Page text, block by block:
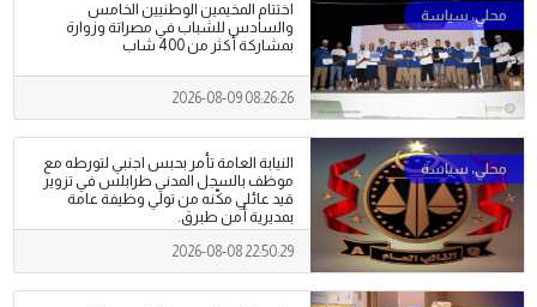
اختتام المخيمين الوطنيين الخامس
والسادس للشباب في مصراتة وزوارة
بمشاركة أكثر من 400 شاب
2026-08-09 08:26:26
النيابة العامة تأمر بحبس اجنبي لتورطه مع
موظف بالسجل المدني طرابلس في تزوير
قيد عائلي مكّنه من تولي وظيفة عامة
بمديرية أمن طبرق.
2026-08-08 22:50:29